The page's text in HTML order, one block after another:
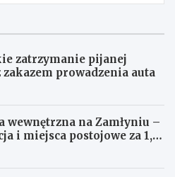
zatrzymanie pijanej
prowadzenia auta
wewnętrzna na Zamłyniu –
i miejsca postojowe za 1,1